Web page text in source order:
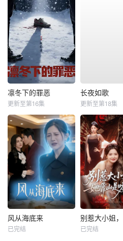
凛冬下的罪恶
更新至第16集
长夜如歌
更新至第18集
风从海底来
已完结 已完结